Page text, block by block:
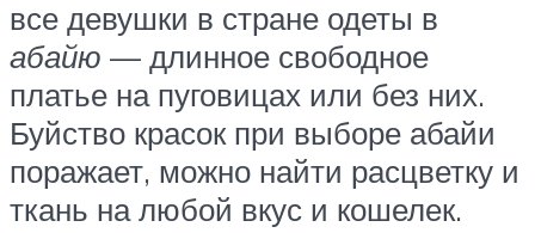
все девушки в стране одеты в
абайю — длинное свободное
платье на пуговицах или без них.
Буйство красок при выборе абайи
поражает, можно найти расцветку и
ткань на любой вкус и кошелек.